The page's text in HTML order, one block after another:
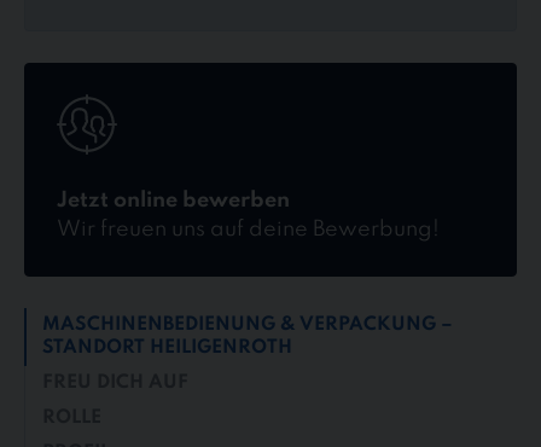
Jetzt online bewerben
Wir freuen uns auf deine Bewerbung!
online
bewerben
MASCHINENBEDIENUNG & VERPACKUNG –
STANDORT HEILIGENROTH